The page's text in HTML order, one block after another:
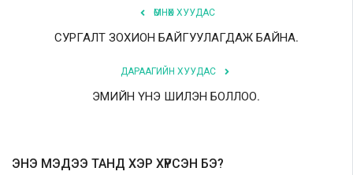
ӨМНӨХ ХУУДАС
СУРГАЛТ ЗОХИОН БАЙГУУЛАГДАЖ БАЙНА.
ДАРААГИЙН ХУУДАС
ЭМИЙН ҮНЭ ШИЛЭН БОЛЛОО.
ЭНЭ МЭДЭЭ ТАНД ХЭР ХҮРСЭН БЭ?